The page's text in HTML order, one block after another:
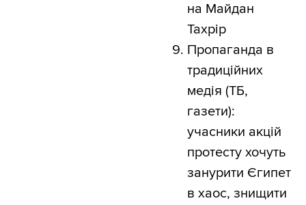
на Майдан
Тахрір
Пропаганда в
традиційних
медія (ТБ,
газети):
учасники акцій
протесту хочуть
занурити Єгипет
в хаос, знищити